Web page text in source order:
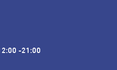
-21:00